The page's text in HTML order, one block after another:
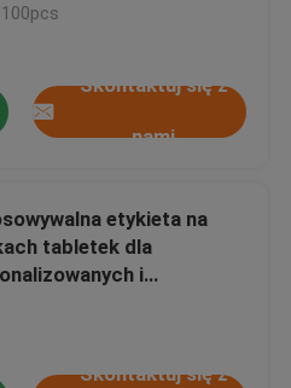
usługą projektowania
100pcs
Skontaktuj się z
nami
etykieta na
tabletek dla
i
Skontaktuj się z